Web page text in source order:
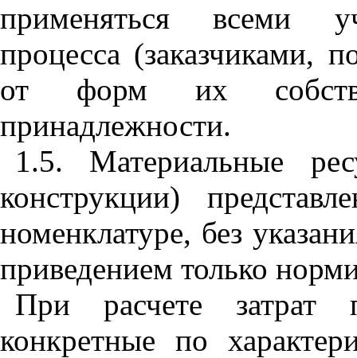
применяться всеми
процесса (заказчиками,
от форм их
принадлежности.
1.5. Материальные
конструкции)
номенклатуре, без
приведением только
При расчете затрат
конкретные по